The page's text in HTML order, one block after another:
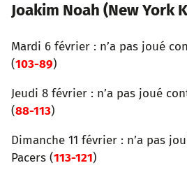
Joakim Noah (New York
Mardi 6 février : n’a pas joué
(103-89)
Jeudi 8 février : n’a pas joué
(88-113)
Dimanche 11 février : n’a pas
Pacers (113-121)